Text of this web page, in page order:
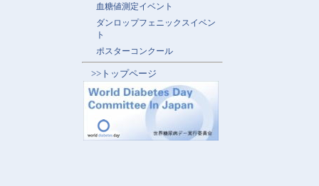
血糖値測定イベント
ダンロップフェニックスイベン
ト
ポスターコンクール
>>トップページ